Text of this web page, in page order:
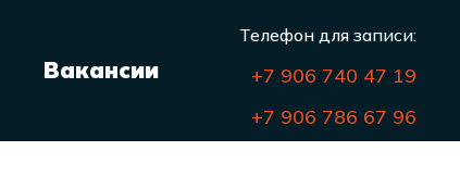
Вакансии
Телефон для записи:
+7 906 740 47 19
+7 906 786 67 96